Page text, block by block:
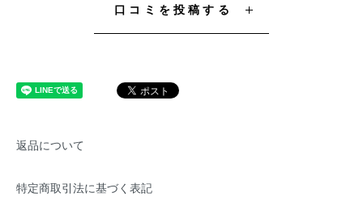
口コミを投稿する
返品について
特定商取引法に基づく表記